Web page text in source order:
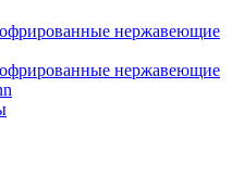
нержавеющие
нержавеющие